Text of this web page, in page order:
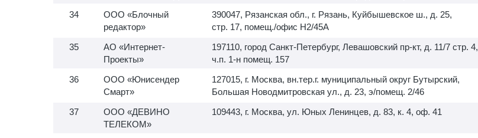
ООО «Блочный
редактор»
390047, Рязанская обл., г. Рязань, Куйбышевское ш., д. 25,
стр. 17, помещ./офис H2/45A
АО «Интернет-
Проекты»
197110, город Санкт-Петербург, Левашовский пр-кт, д. 11/7 стр. 4,
ч.п. 1-н помещ. 157
ООО «Юнисендер
Смарт»
127015, г. Москва, вн.тер.г. муниципальный округ Бутырский,
Большая Новодмитровская ул., д. 23, э/помещ. 2/46
ООО «ДЕВИНО
ТЕЛЕКОМ»
109443, г. Москва, ул. Юных Ленинцев, д. 83, к. 4, оф. 41